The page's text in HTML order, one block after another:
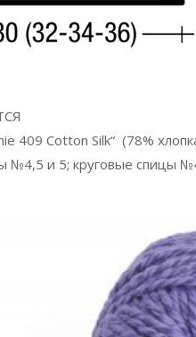
409 Cotton Silk“ (78%
№4,5 и 5; круговые спицы